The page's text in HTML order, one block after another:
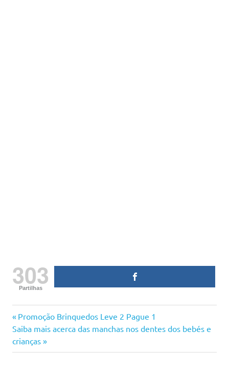
303
Partilhas
corine
de
farme
Navegação
de
Previous
Post:
Promoção Brinquedos Leve 2 Pague 1
Next
Post:
Saiba mais acerca das manchas nos dentes dos bebés e
crianças